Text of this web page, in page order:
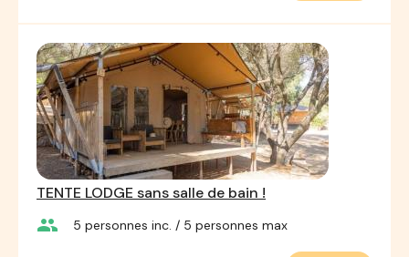
TENTE LODGE sans salle de bain !
group 5 personnes inc. / 5 personnes max